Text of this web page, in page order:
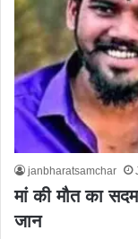
janbharatsamchar
मां की मौत का
जान